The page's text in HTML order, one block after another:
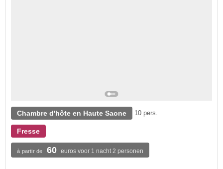
Chambre d'hôte en Haute Saone 10 pers.
Fresse
à partir de 60 euros voor 1 nacht 2 personen